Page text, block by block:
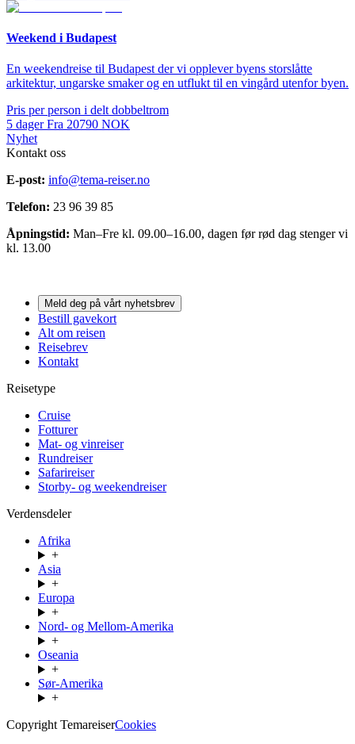
Weekend i Budapest
En weekendreise til Budapest der vi opplever byens storslåtte
arkitektur, ungarske smaker og en utflukt til en vingård utenfor byen.
Pris per person i delt dobbeltrom
5 dager Fra 20790 NOK
Nyhet
Kontakt oss
E-post: info@tema-reiser.no
Telefon: 23 96 39 85
Åpningstid: Man–Fre kl. 09.00–16.00, dagen før rød dag stenger vi
kl. 13.00
Meld deg på vårt nyhetsbrev
Bestill gavekort
Alt om reisen
Reisebrev
Kontakt
Reisetype
Cruise
Fotturer
Mat- og vinreiser
Rundreiser
Safarireiser
Storby- og weekendreiser
Verdensdeler
Afrika
+
Asia
+
Europa
+
Nord- og Mellom-Amerika
+
Oseania
+
Sør-Amerika
+
Copyright TemareiserCookies